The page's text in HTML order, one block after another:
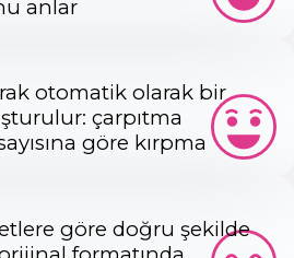
anlar
otomatik olarak bir
çarpıtma
göre kırpma
göre doğru şekilde